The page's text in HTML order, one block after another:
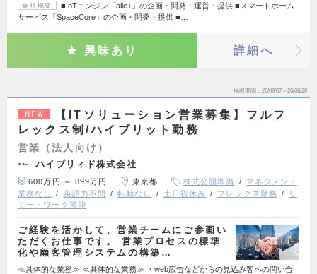
会社概要
■IoTエンジン「alie+」の企画・開発・運営・提供 ■スマートホーム
サービス「SpaceCore」の企画・開発・提供 ■…
興味あり 詳細へ
掲載期間 26/08/07～26/08/20
NEW
【ITソリューション営業募集】フルフ
レックス制/ハイブリット勤務
営業（法人向け）
ハイブリィド株式会社
600万円 ～ 899万円 東京都 株式公開準備
マネジメント
業務なし
英語力不問 転勤なし 土日祝休み フレックス勤務
リ
モートワーク可能
ご経験を活かして、営業チームにご参画い
ただくお仕事です。 営業プロセスの標準
化や顧客管理システムの構築…
≪具体的な業務≫ ≪具体的な業務≫ ・web広告などからの見込み客への問い合